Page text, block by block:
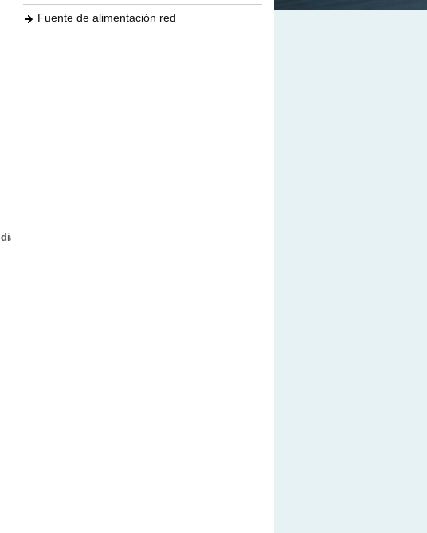
diagnóstico
Fuente de alimentación red